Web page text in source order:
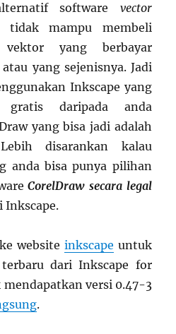
software vector
tidak mampu membeli
yang berbayar
yang sejenisnya. Jadi
Inkscape yang
gratis daripada anda
yang bisa jadi adalah
disarankan kalau
anda bisa punya pilihan
CorelDraw secara legal
Inkscape.
website inkscape untuk
dari Inkscape for
versi 0.47-3
.